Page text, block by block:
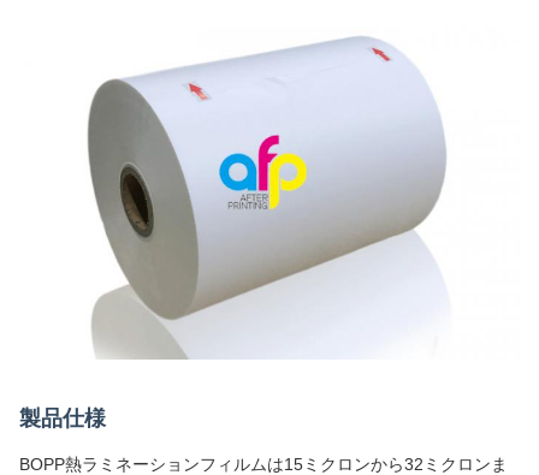
製品仕様
BOPP熱ラミネーションフィルムは15ミクロンから32ミクロンま